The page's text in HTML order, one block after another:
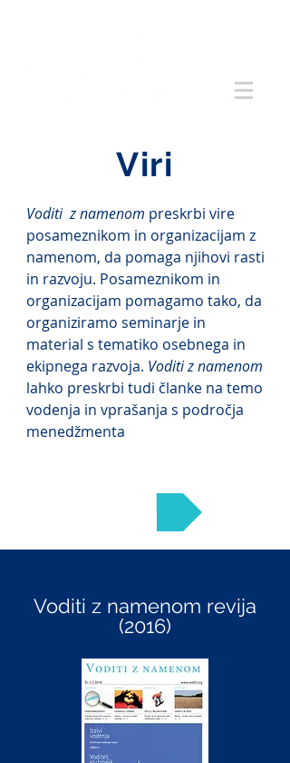
Viri
Voditi z namenom preskrbi vire
posameznikom in organizacijam z
namenom, da pomaga njihovi rasti
in razvoju. Posameznikom in
organizacijam pomagamo tako, da
organiziramo seminarje in
material s tematiko osebnega in
ekipnega razvoja. Voditi z namenom
lahko preskrbi tudi članke na temo
vodenja in vprašanja s področja
menedžmenta
Voditi z namenom revija
(2016)